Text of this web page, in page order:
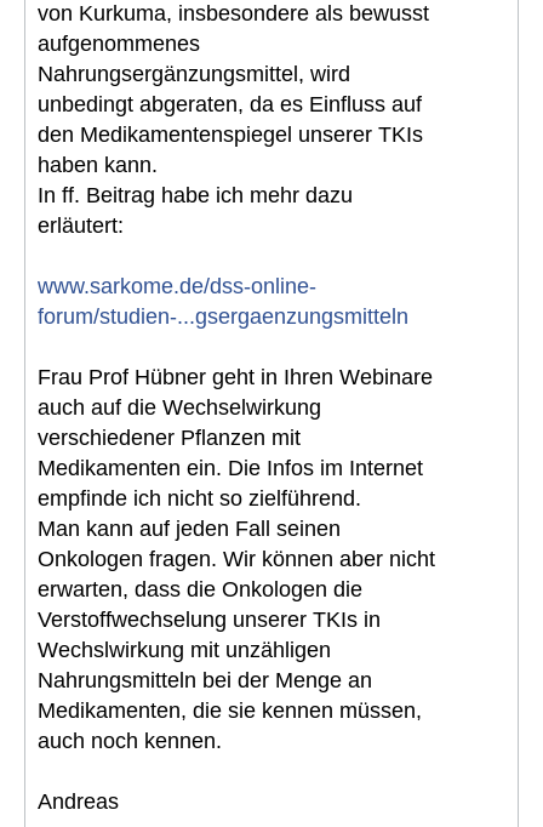
von Kurkuma, insbesondere als bewusst
aufgenommenes
Nahrungsergänzungsmittel, wird
unbedingt abgeraten, da es Einfluss auf
den Medikamentenspiegel unserer TKIs
haben kann.
In ff. Beitrag habe ich mehr dazu
erläutert:
www.sarkome.de/dss-online-
forum/studien-...gsergaenzungsmitteln
Frau Prof Hübner geht in Ihren Webinare
auch auf die Wechselwirkung
verschiedener Pflanzen mit
Medikamenten ein. Die Infos im Internet
empfinde ich nicht so zielführend.
Man kann auf jeden Fall seinen
Onkologen fragen. Wir können aber nicht
erwarten, dass die Onkologen die
Verstoffwechselung unserer TKIs in
Wechslwirkung mit unzähligen
Nahrungsmitteln bei der Menge an
Medikamenten, die sie kennen müssen,
auch noch kennen.
Andreas